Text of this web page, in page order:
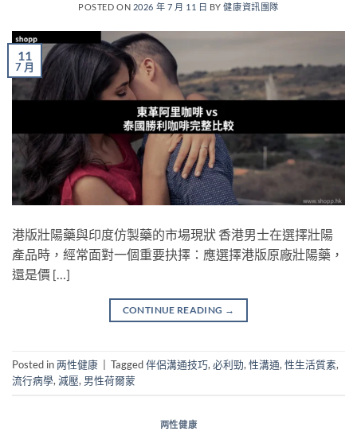
POSTED ON 2026 年 7 月 11 日 BY健康資訊團隊
11
7 月
港版壯陽藥與印度仿製藥的市場現狀 香港男士在選擇壯陽
產品時，經常面對一個重要抉擇：應選擇港版原廠壯陽藥，
還是價 […]
CONTINUE READING →
Posted in两性健康 Tagged伴侶溝通技巧,必利勁,性溝通,性生活質素,
流行病學,減壓, 男性荷爾蒙
两性健康